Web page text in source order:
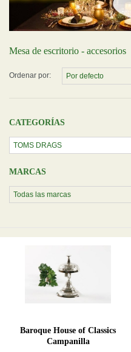
Mesa de escritorio - accesorios
Ordenar por:
CATEGORÍAS
MARCAS
Baroque House of Classics
Campanilla